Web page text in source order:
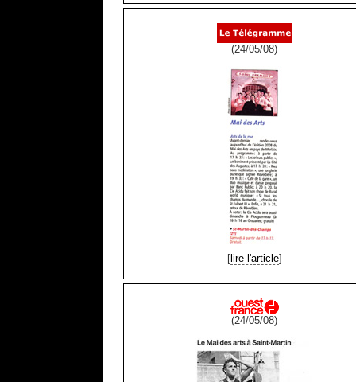
(24/05/08)
[lire l'article]
(24/05/08)